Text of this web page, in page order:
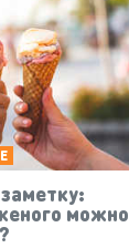
можно